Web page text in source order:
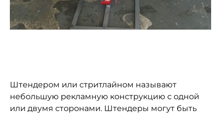
Штендером или стритлайном называют
небольшую рекламную конструкцию с одной
или двумя сторонами. Штендеры могут быть